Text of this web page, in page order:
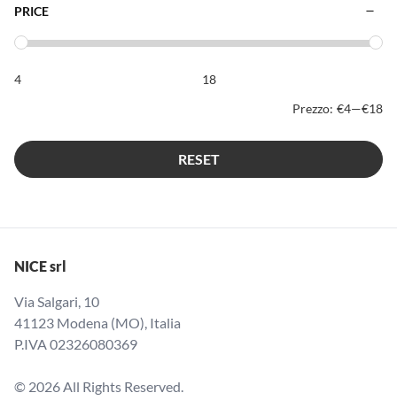
PRICE
Prezzo: €4—€18
RESET
NICE srl
Via Salgari, 10
41123 Modena (MO), Italia
P.IVA 02326080369
© 2026 All Rights Reserved.